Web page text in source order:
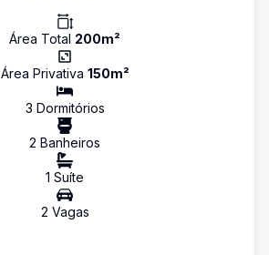
Área Total 200m²
Área Privativa 150m²
3 Dormitórios
2 Banheiros
1 Suíte
2 Vagas